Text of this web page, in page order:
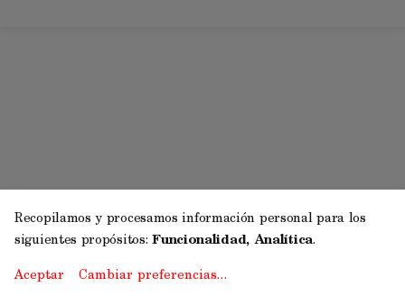
Recopilamos y procesamos información personal para los
siguientes propósitos:Funcionalidad, Analítica.
Aceptar Cambiar preferencias…